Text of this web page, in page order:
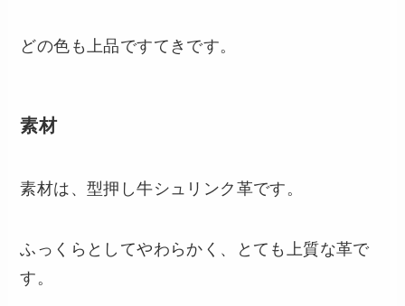
どの色も上品ですてきです。
素材
素材は、型押し牛シュリンク革です。
ふっくらとしてやわらかく、とても上質な革で
す。